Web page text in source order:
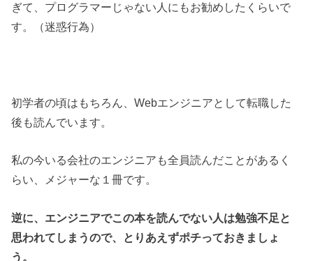
ぎて、プログラマーじゃない人にもお勧めしたくらいで
す。（迷惑行為）
初学者の頃はもちろん、Webエンジニアとして転職した
後も読んでいます。
私の今いる会社のエンジニアも全員読んだことがあるく
らい、メジャーな１冊です。
逆に、エンジニアでこの本を読んでない人は勉強不足と
思われてしまうので、とりあえずポチっておきましょ
う。